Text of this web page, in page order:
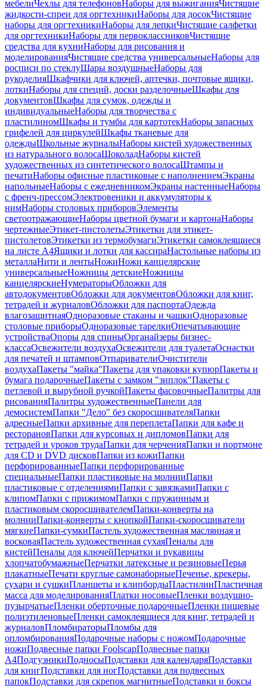
мебелиЧехлы для телефоновНаборы для выжиганияЧистящие
жидкости-спреи для оргтехникиНаборы для досокЧистящие
наборы для оргтехникиНаборы для лепкиЧистящие салфетки
для оргтехникиНаборы для первоклассниковЧистящие
средства для кухниНаборы для рисования и
моделированияЧистящие средства универсальныеНаборы для
росписи по стеклуШары воздушныеНаборы для
рукоделияШкафчики для ключей, аптечки, почтовые ящики,
лоткиНаборы для специй, доски разделочныеШкафы для
документовШкафы для сумок, одежды и
индивидуальныеНаборы для творчества с
пластилиномШкафы и тумбы для картотекНаборы запасных
грифелей для циркулейШкафы тканевые для
одеждыШкольные журналыНаборы кистей художественных
из натурального волосаШоколадНаборы кистей
художественных из синтетического волосаШтампы и
печатиНаборы офисные пластиковые с наполнениемЭкраны
напольныеНаборы с ежедневникомЭкраны настенныеНаборы
с френч-прессомЭлектровеники и аккумуляторы к
нимНаборы столовых приборовЭлементы
светоотражающиеНаборы цветной бумаги и картонаНаборы
чертежныеЭтикет-пистолетыЭтикетки для этикет-
пистолетовЭтикетки из термобумагиЭтикетки самоклеящиеся
на листе А4Ящики и лотки для кассираНастольные наборы из
металлаНити и лентыНожиНожи канцелярские
универсальныеНожницы детскиеНожницы
канцелярскиеНумераторыОбложки для
автодокументовОбложки для документовОбложки для книг,
тетрадей и журналовОбложки для паспортаОдежда
влагозащитнаяОдноразовые стаканы и чашкиОдноразовые
столовые приборыОдноразовые тарелкиОпечатывающие
устройстваОпоры для спиныОрганайзеры бизнес-
классаОсвежители воздухаОсвежители для туалетаОснастки
для печатей и штамповОтпаривателиОчистители
воздухаПакеты "майка"Пакеты для упаковки купюрПакеты и
бумага подарочныеПакеты с замком "зиплок"Пакеты с
петлевой и вырубной ручкойПакеты фасовочныеПалитры для
рисованияПалитры художественныеПанели для
демосистемПапки "Дело" без скоросшивателяПапки
адресныеПапки архивные для переплетаПапки для кафе и
ресторановПапки для курсовых и дипломовПапки для
тетрадей и уроков трудаПапки для черченияПапки и портмоне
для CD и DVD дисковПапки из кожиПапки
перфорированныеПапки перфорированные
специальныеПапки пластиковые на молнииПапки
пластиковые с отделениямиПапки с завязкамиПапки с
клипомПапки с прижимомПапки с пружинным и
пластиковым скоросшивателемПапки-конверты на
молнииПапки-конверты с кнопкойПапки-скоросшиватели
мягкиеПапки-сумкиПастель художественная маслянная и
восковаяПастель художественная сухаяПеналы для
кистейПеналы для ключейПерчатки и рукавицы
хлопчатобумажныеПерчатки латексные и резиновыеПерья
плакатныеПечати круглые самонаборныеПеченье, крекеры,
сухари и сушкиПланшеты и клипбордыПластилинПластичная
масса для моделированияПлатки носовыеПленки воздушно-
пузырчатыеПленки оберточные подарочныеПленки пищевые
полиэтиленовыеПленки самоклеящиеся для книг, тетрадей и
журналовПломбираторыПломбы для
опломбированияПодарочные наборы с ножомПодарочные
ножиПодвесные папки FoolscapПодвесные папки
А4ПодгузникиПодносыПодставки для календаряПодставки
для книгПодставки для ногПодставки для подвесных
папокПодставки для скрепок магнитныеПодставки и боксы